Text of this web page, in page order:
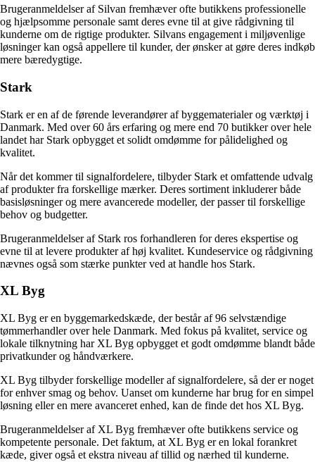
Brugeranmeldelser af Silvan fremhæver ofte butikkens professionelle
og hjælpsomme personale samt deres evne til at give rådgivning til
kunderne om de rigtige produkter. Silvans engagement i miljøvenlige
løsninger kan også appellere til kunder, der ønsker at gøre deres indkøb
mere bæredygtige.
Stark
Stark er en af de førende leverandører af byggematerialer og værktøj i
Danmark. Med over 60 års erfaring og mere end 70 butikker over hele
landet har Stark opbygget et solidt omdømme for pålidelighed og
kvalitet.
Når det kommer til signalfordelere, tilbyder Stark et omfattende udvalg
af produkter fra forskellige mærker. Deres sortiment inkluderer både
basisløsninger og mere avancerede modeller, der passer til forskellige
behov og budgetter.
Brugeranmeldelser af Stark ros forhandleren for deres ekspertise og
evne til at levere produkter af høj kvalitet. Kundeservice og rådgivning
nævnes også som stærke punkter ved at handle hos Stark.
XL Byg
XL Byg er en byggemarkedskæde, der består af 96 selvstændige
tømmerhandler over hele Danmark. Med fokus på kvalitet, service og
lokale tilknytning har XL Byg opbygget et godt omdømme blandt både
privatkunder og håndværkere.
XL Byg tilbyder forskellige modeller af signalfordelere, så der er noget
for enhver smag og behov. Uanset om kunderne har brug for en simpel
løsning eller en mere avanceret enhed, kan de finde det hos XL Byg.
Brugeranmeldelser af XL Byg fremhæver ofte butikkens service og
kompetente personale. Det faktum, at XL Byg er en lokal forankret
kæde, giver også et ekstra niveau af tillid og nærhed til kunderne.